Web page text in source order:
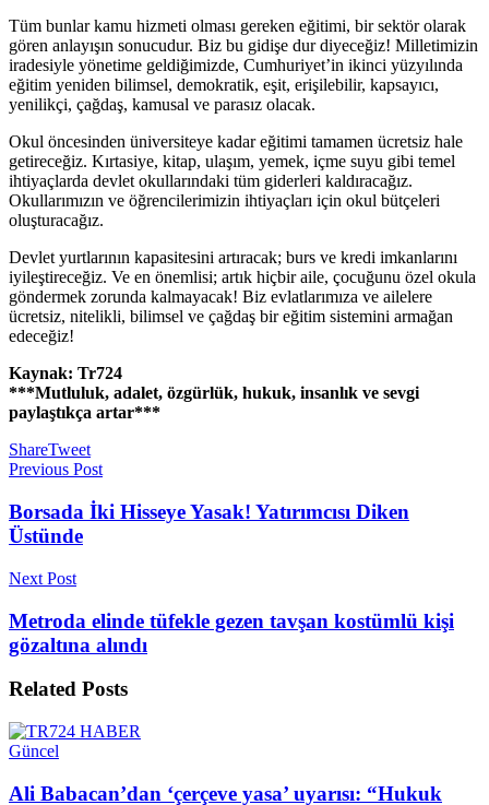
Tüm bunlar kamu hizmeti olması gereken eğitimi, bir sektör olarak
gören anlayışın sonucudur. Biz bu gidişe dur diyeceğiz! Milletimizin
iradesiyle yönetime geldiğimizde, Cumhuriyet’in ikinci yüzyılında
eğitim yeniden bilimsel, demokratik, eşit, erişilebilir, kapsayıcı,
yenilikçi, çağdaş, kamusal ve parasız olacak.
Okul öncesinden üniversiteye kadar eğitimi tamamen ücretsiz hale
getireceğiz. Kırtasiye, kitap, ulaşım, yemek, içme suyu gibi temel
ihtiyaçlarda devlet okullarındaki tüm giderleri kaldıracağız.
Okullarımızın ve öğrencilerimizin ihtiyaçları için okul bütçeleri
oluşturacağız.
Devlet yurtlarının kapasitesini artıracak; burs ve kredi imkanlarını
iyileştireceğiz. Ve en önemlisi; artık hiçbir aile, çocuğunu özel okula
göndermek zorunda kalmayacak! Biz evlatlarımıza ve ailelere
ücretsiz, nitelikli, bilimsel ve çağdaş bir eğitim sistemini armağan
edeceğiz!
Kaynak: Tr724
***Mutluluk, adalet, özgürlük, hukuk, insanlık ve sevgi
paylaştıkça artar***
ShareTweet
Previous Post
Borsada İki Hisseye Yasak! Yatırımcısı Diken
Üstünde
Next Post
Metroda elinde tüfekle gezen tavşan kostümlü kişi
gözaltına alındı
Related Posts
Güncel
Ali Babacan’dan ‘çerçeve yasa’ uyarısı: “Hukuk